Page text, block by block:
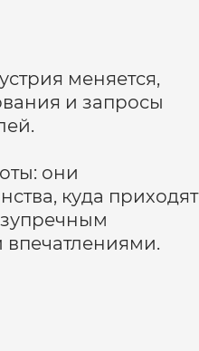
меняется,
и запросы
они
куда приходят
впечатлениями.